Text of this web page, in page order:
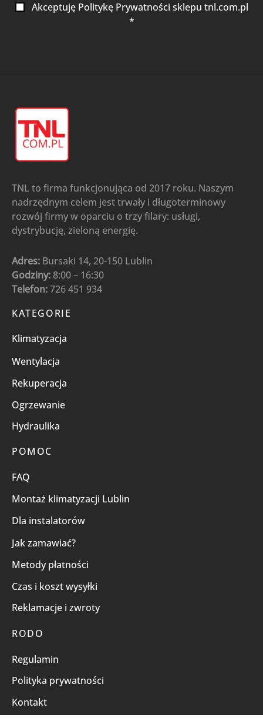
Akceptuję Politykę Prywatności sklepu tnl.com.pl
*
TNL to firma funkcjonująca od 2017 roku. Naszym
nadrzędnym celem jest trwały i długoterminowy
rozwój firmy w oparciu o trzy filary: usługi,
dystrybucję, zieloną energię.
Adres: Bursaki 14, 20-150 Lublin
Godziny: 8:00 – 16:30
Telefon:726 451 934
KATEGORIE
Klimatyzacja
Wentylacja
Rekuperacja
Ogrzewanie
Hydraulika
POMOC
FAQ
Montaż klimatyzacji Lublin
Dla instalatorów
Jak zamawiać?
Metody płatności
Czas i koszt wysyłki
Reklamacje i zwroty
RODO
Regulamin
Polityka prywatności
Kontakt